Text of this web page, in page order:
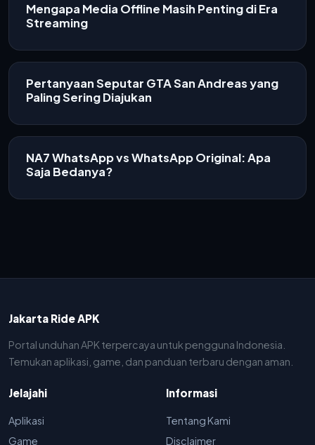
Mengapa Media Offline Masih Penting di Era
Streaming
Pertanyaan Seputar GTA San Andreas yang
Paling Sering Diajukan
NA7 WhatsApp vs WhatsApp Original: Apa
Saja Bedanya?
Jakarta Ride APK
Portal unduhan APK terpercaya untuk pengguna Indonesia.
Temukan aplikasi, game, dan panduan terbaru dengan aman.
Jelajahi
Aplikasi
Game
Informasi
Tentang Kami
Disclaimer